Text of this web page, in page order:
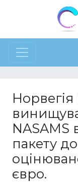
Норвегія
NASAMS
пакету
євро.